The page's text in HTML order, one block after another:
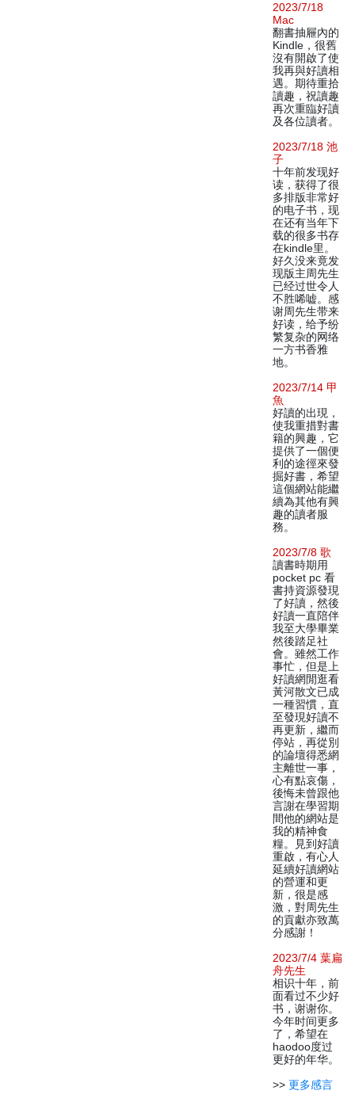
2023/7/18
Mac
翻書抽屜內的
Kindle，很舊
沒有開啟了使
我再與好讀相
遇。期待重拾
讀趣，祝讀趣
再次重臨好讀
及各位讀者。
2023/7/18 池
子
十年前发现好
读，获得了很
多排版非常好
的电子书，现
在还有当年下
载的很多书存
在kindle里。
好久没来竟发
现版主周先生
已经过世令人
不胜唏嘘。感
谢周先生带来
好读，给予纷
繁复杂的网络
一方书香雅
地。
2023/7/14 甲
魚
好讀的出現，
使我重措對書
籍的興趣，它
提供了一個便
利的途徑來發
掘好書，希望
這個網站能繼
續為其他有興
趣的讀者服
務。
2023/7/8 歌
讀書時期用
pocket pc 看
書持資源發現
了好讀，然後
好讀一直陪伴
我至大學畢業
然後踏足社
會。雖然工作
事忙，但是上
好讀網閒逛看
黃河散文已成
一種習慣，直
至發現好讀不
再更新，繼而
停站，再從別
的論壇得悉網
主離世一事，
心有點哀傷，
後悔未曾跟他
言謝在學習期
間他的網站是
我的精神食
糧。見到好讀
重啟，有心人
延續好讀網站
的營運和更
新，很是感
激，對周先生
的貢獻亦致萬
分感謝！
2023/7/4 葉扁
舟先生
相识十年，前
面看过不少好
书，谢谢你。
今年时间更多
了，希望在
haodoo度过
更好的年华。
>> 更多感言